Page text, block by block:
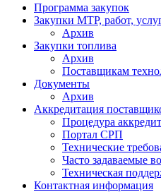
Программа закупок
Закупки МТР, работ,
Архив
Закупки топлива
Архив
Поставщикам
Документы
Архив
Аккредитация
Процедура
Портал СРП
Технические
Часто задаваемые
Техническая
Контактная информация